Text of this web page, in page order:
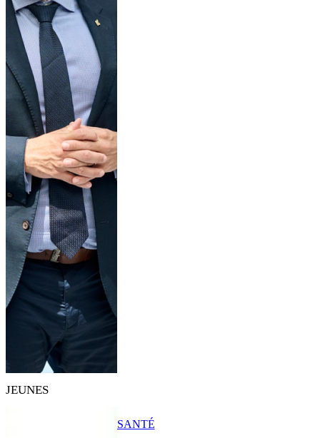
JEUNES
SANTÉ